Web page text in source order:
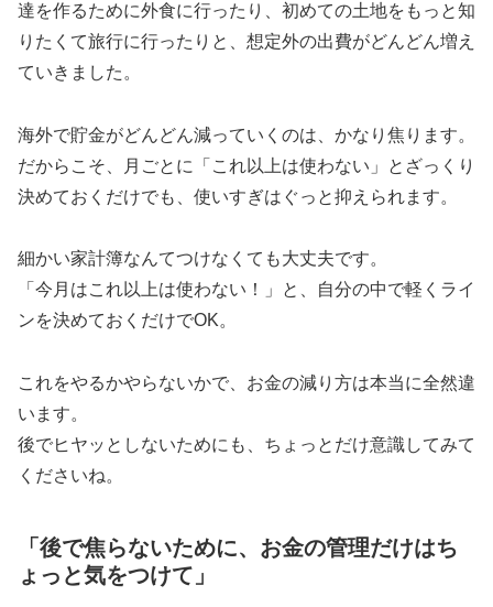
達を作るために外食に行ったり、初めての土地をもっと知
りたくて旅行に行ったりと、想定外の出費がどんどん増え
ていきました。
海外で貯金がどんどん減っていくのは、かなり焦ります。
だからこそ、月ごとに「これ以上は使わない」とざっくり
決めておくだけでも、使いすぎはぐっと抑えられます。
細かい家計簿なんてつけなくても大丈夫です。
「今月はこれ以上は使わない！」と、自分の中で軽くライ
ンを決めておくだけでOK。
これをやるかやらないかで、お金の減り方は本当に全然違
います。
後でヒヤッとしないためにも、ちょっとだけ意識してみて
くださいね。
「後で焦らないために、お金の管理だけはち
ょっと気をつけて」